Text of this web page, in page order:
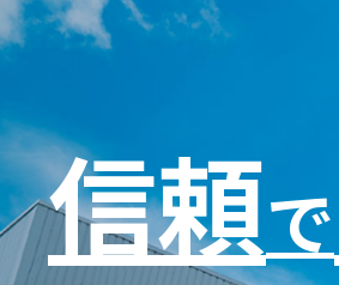
信頼で